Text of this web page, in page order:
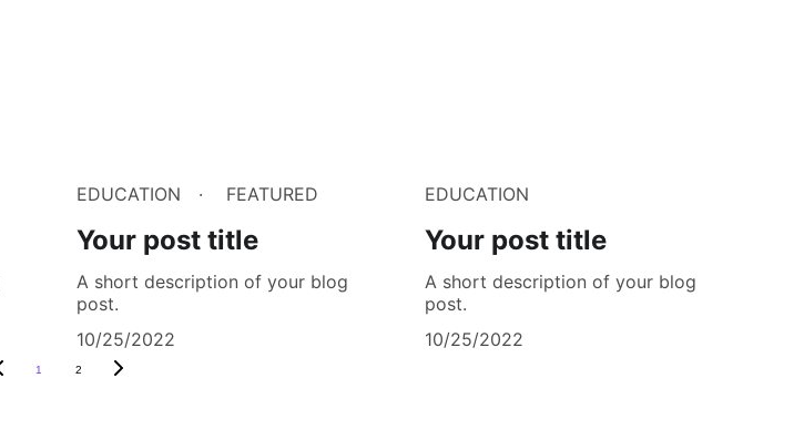
EDUCATION FEATURED
Your post title
A short description of your blog
post.
10/25/2022
EDUCATION
Your post title
A short description of your blog
post.
10/25/2022
1 2